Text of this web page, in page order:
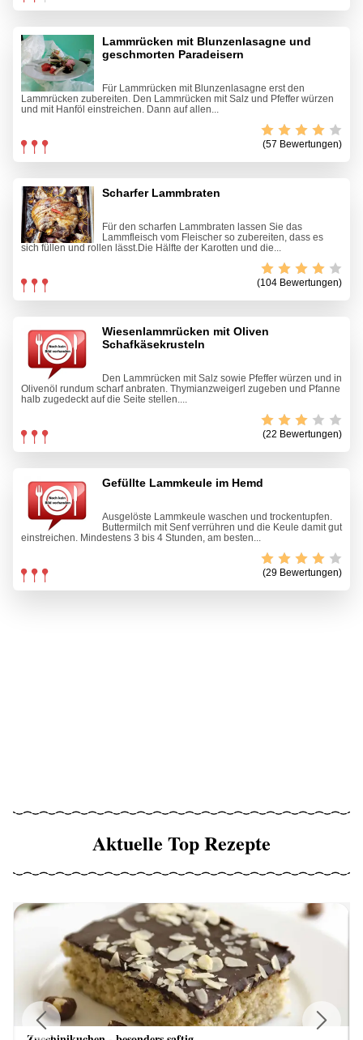
Lammrücken mit Blunzenlasagne und
geschmorten Paradeisern
Für Lammrücken mit Blunzenlasagne erst den
Lammrücken zubereiten. Den Lammrücken mit Salz und Pfeffer würzen
und mit Hanföl einstreichen. Dann auf allen...
(57 Bewertungen)
Scharfer Lammbraten
Für den scharfen Lammbraten lassen Sie das
Lammfleisch vom Fleischer so zubereiten, dass es
sich füllen und rollen lässt.Die Hälfte der Karotten und die...
(104 Bewertungen)
Wiesenlammrücken mit Oliven
Schafkäsekrusteln
Den Lammrücken mit Salz sowie Pfeffer würzen und in
Olivenöl rundum scharf anbraten. Thymianzweigerl zugeben und Pfanne
halb zugedeckt auf die Seite stellen....
(22 Bewertungen)
Gefüllte Lammkeule im Hemd
Ausgelöste Lammkeule waschen und trockentupfen.
Buttermilch mit Senf verrühren und die Keule damit gut
einstreichen. Mindestens 3 bis 4 Stunden, am besten...
(29 Bewertungen)
Aktuelle Top Rezepte